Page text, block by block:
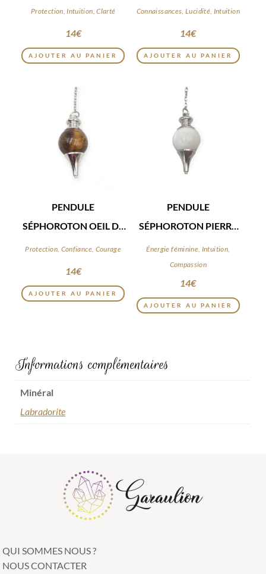
Protection, Intuition, Clarté
14€
AJOUTER AU PANIER
LAZULI
Connaissances, Lucidité, Intuition
14€
AJOUTER AU PANIER
PENDULE
SÉPHOROTON OEIL DE
TIGRE
Protection, Confiance, Courage
14€
AJOUTER AU PANIER
PENDULE
SÉPHOROTON PIERRE
DE LUNE
Énergie féminine, Intuition,
Compassion
14€
AJOUTER AU PANIER
Informations complémentaires
Minéral
Labradorite
QUI SOMMES NOUS ?
NOUS CONTACTER